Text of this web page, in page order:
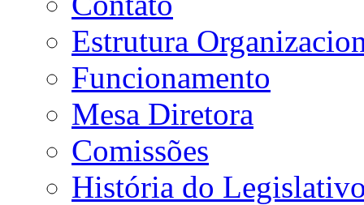
Estrutura
Funcionamento
Mesa Diretora
Comissões
História do